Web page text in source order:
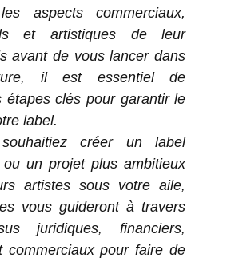
aspects commerciaux,
et artistiques de leur
avant de vous lancer dans
il est essentiel de
étapes clés pour garantir le
label.
créer un label
ou un projet plus ambitieux
artistes sous votre aile,
vous guideront à travers
juridiques, financiers,
commerciaux pour faire de